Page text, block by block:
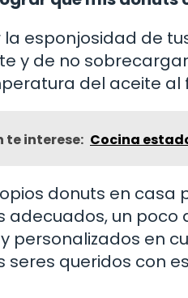
esponjosidad de
y de no
del aceite al
te interese: Cocina
donuts en casa
adecuados, un
personalizados en
seres queridos con